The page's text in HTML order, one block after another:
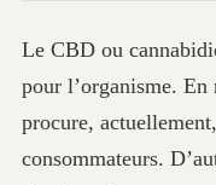
Le CBD ou
pour l’organisme. En
procure,
consommateurs.